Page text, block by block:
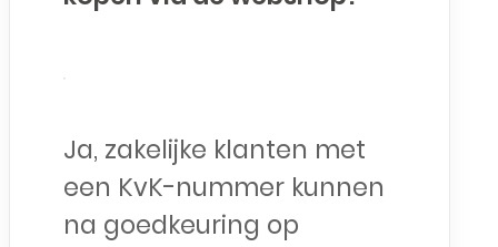
Ja, zakelijke klanten met
een KvK-nummer kunnen
na goedkeuring op